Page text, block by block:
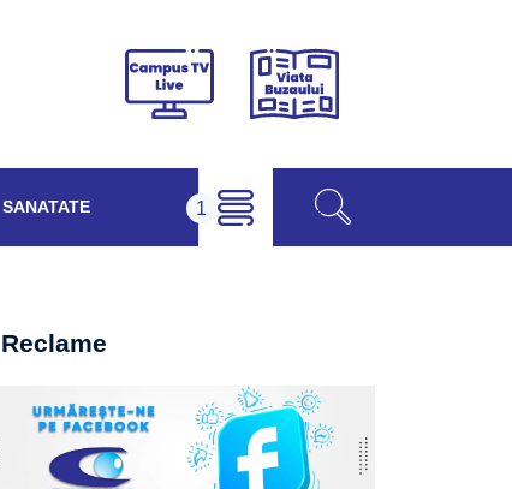
Campus
Viața
SANATATE
Reclame